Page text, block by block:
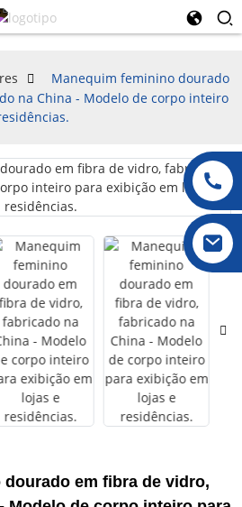
Manequim feminino dourado
na China - Modelo de corpo inteiro
em fibra de vidro,